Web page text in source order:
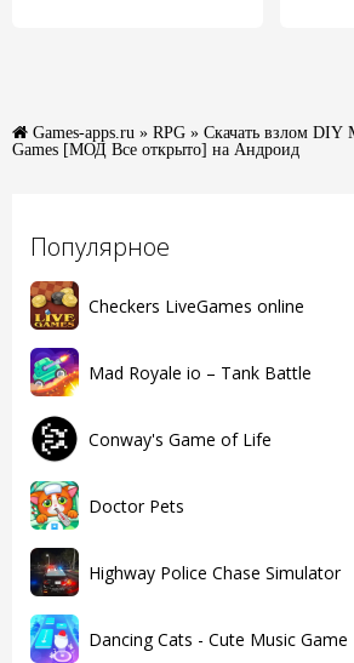
Популярное
Checkers LiveGames online
Mad Royale io – Tank Battle
Conway's Game of Life
Doctor Pets
Highway Police Chase Simulator
Dancing Cats - Cute Music Game
Games-apps.ru » RPG » Скачать взлом DIY
Games [МОД Все открыто] на Андроид